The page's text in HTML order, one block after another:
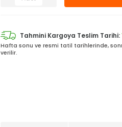
Tahmini Kargoya Teslim Tarihi:
Hafta sonu ve resmi tatil tarihlerinde,
verilir.